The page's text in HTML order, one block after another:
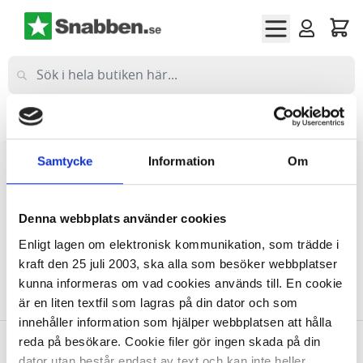
Samtycke Information Om
Denna webbplats använder cookies
Enligt lagen om elektronisk kommunikation, som trädde i
kraft den 25 juli 2003, ska alla som besöker webbplatser
kunna informeras om vad cookies används till. En cookie
är en liten textfil som lagras på din dator och som
innehåller information som hjälper webbplatsen att hålla
reda på besökare. Cookie filer gör ingen skada på din
(inkl moms)
Vård & Hälsa Analys & Lab
Analysredskap
Analysredskap Accutrend
Vi kan inte hitta produkter som matchade urvalet.